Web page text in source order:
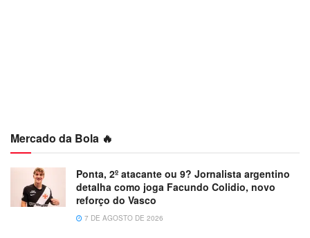
Mercado da Bola 🔥
Ponta, 2º atacante ou 9? Jornalista argentino
detalha como joga Facundo Colidio, novo
reforço do Vasco
7 DE AGOSTO DE 2026